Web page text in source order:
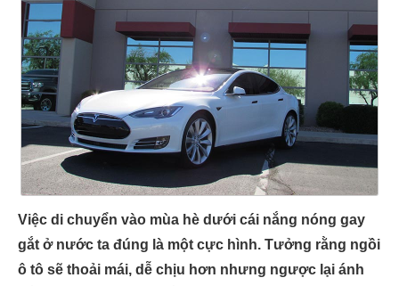
Việc di chuyển vào mùa hè dưới cái nắng nóng gay
gắt ở nước ta đúng là một cực hình. Tưởng rằng ngồi
ô tô sẽ thoải mái, dễ chịu hơn nhưng ngược lại ánh